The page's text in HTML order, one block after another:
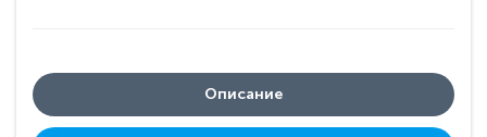
Описание